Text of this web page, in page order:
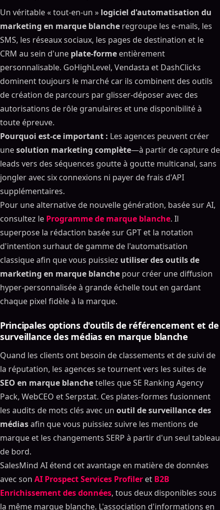
Un véritable « tout-en-un » logiciel d'automatisation du
marketing en marque blanche regroupe les e-mails, les
SMS, les réseaux sociaux, les pages de destination et le
CRM au sein d'une plate-forme entièrement
personnalisable. GoHighLevel, Vendasta et DashClicks
dominent toujours le marché car ils combinent des outils
de création de parcours par glisser-déposer avec des
autorisations de rôle granulaires et une disponibilité à
toute épreuve.
Pourquoi est-ce important : Les agences peuvent créer
unesolution marketing complète—à partir de capture de
leads vers des séquences goutte à goutte multicanal, sans
jongler avec six connexions ni payer de frais d'API
supplémentaires.
Pour une alternative de nouvelle génération, basée sur AI,
consultez le Programme de marque blanche. Il
superpose la rédaction basée sur GPT et la notation
d'intention surhaut de gamme de l'automatisation
classique afin que vous puissiez utiliser des outils de
marketing en marque blanche pour créer une diffusion
hyper-personnalisée à grande échelle tout en gardant
chaque pixel fidèle à la marque.
Principales options d'outils de référencement et de
surveillance des médias en marque blanche
Quand les clients ont besoin de classements et de suivi de
la réputation, les agences se tournent vers les suites de
SEO en marque blanchetelles que SE Ranking Agency
Pack, WebCEO et Serpstat. Ces plates-formes fusionnent
les audits de mots clés avec un outil de surveillance des
médiasafin que vous puissiez suivre les mentions de
marque et les changements SERP à partir d'un seul tableau
de bord.
SalesMind AI étend cet avantage en matière de données
avec son AI Prospect Services Profiler et B2B
Enrichissement des données, tous deux disponibles sous
la même marque blanche. L'association d'informations en